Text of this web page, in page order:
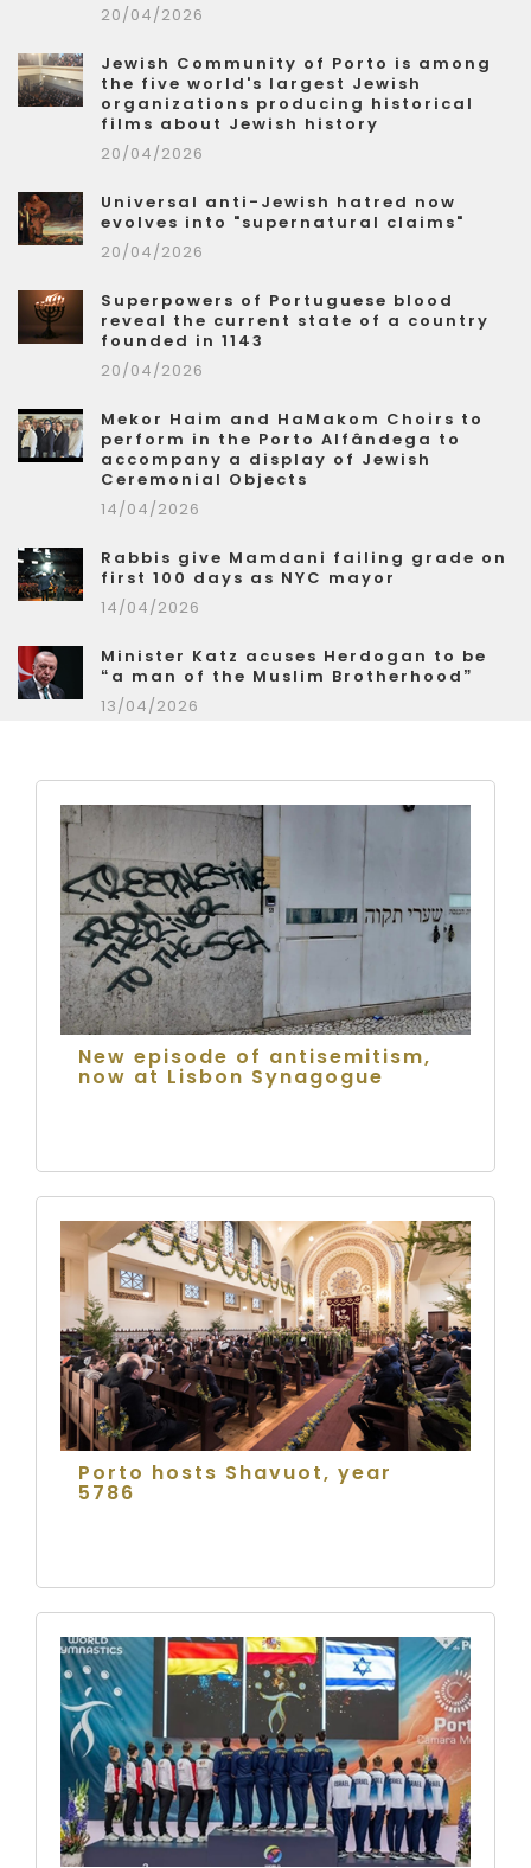
20/04/2026
Jewish Community of Porto is among
the five world's largest Jewish
organizations producing historical
films about Jewish history
20/04/2026
Universal anti-Jewish hatred now
evolves into "supernatural claims"
20/04/2026
Superpowers of Portuguese blood
reveal the current state of a country
founded in 1143
20/04/2026
Mekor Haim and HaMakom Choirs to
perform in the Porto Alfândega to
accompany a display of Jewish
Ceremonial Objects
14/04/2026
Rabbis give Mamdani failing grade on
first 100 days as NYC mayor
14/04/2026
Minister Katz acuses Herdogan to be
“a man of the Muslim Brotherhood”
13/04/2026
New episode of antisemitism,
now at Lisbon Synagogue
Porto hosts Shavuot, year
5786